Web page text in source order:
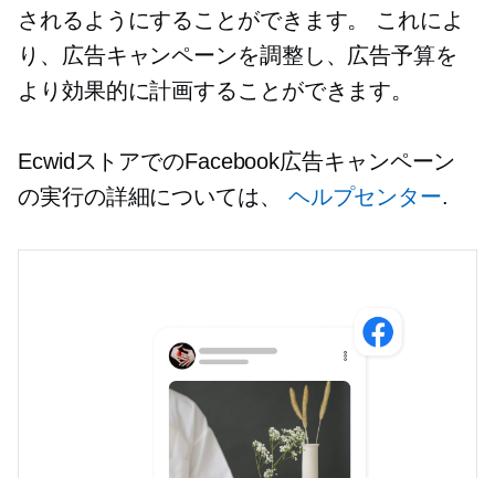
されるようにすることができます。 これによ
り、広告キャンペーンを調整し、広告予算を
より効果的に計画することができます。
EcwidストアでのFacebook広告キャンペーン
の実行の詳細については、 ヘルプセンター.